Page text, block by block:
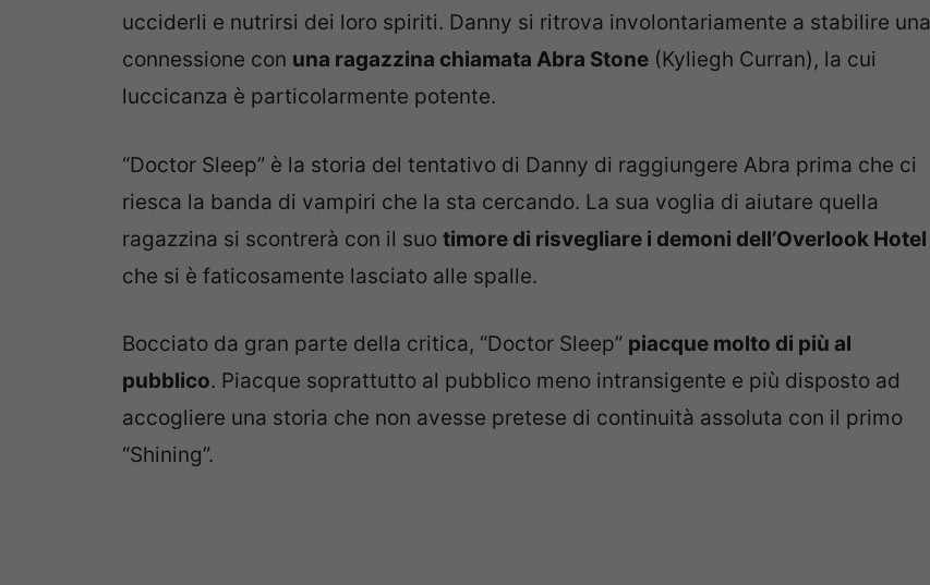
ucciderli e nutrirsi dei loro spiriti. Danny si ritrova involontariamente a stabilire una
connessione con una ragazzina chiamata Abra Stone (Kyliegh Curran), la cui
luccicanza è particolarmente potente.
“Doctor Sleep” è la storia del tentativo di Danny di raggiungere Abra prima che ci
riesca la banda di vampiri che la sta cercando. La sua voglia di aiutare quella
ragazzina si scontrerà con il suo timore di risvegliare i demoni dell’Overlook Hotel
che si è faticosamente lasciato alle spalle.
Bocciato da gran parte della critica, “Doctor Sleep” piacque molto di più al
pubblico. Piacque soprattutto al pubblico meno intransigente e più disposto ad
accogliere una storia che non avesse pretese di continuità assoluta con il primo
“Shining”.